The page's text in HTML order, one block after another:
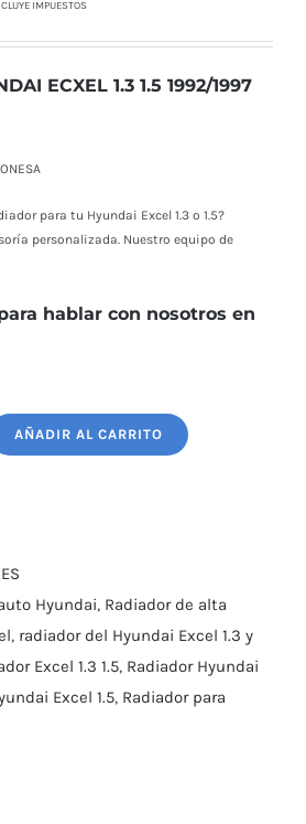
IMPUESTOS
ECXEL 1.3 1.5 1992/1997
para tu Hyundai Excel 1.3 o 1.5?
personalizada. Nuestro equipo de
hablar con nosotros en
AÑADIR AL CARRITO
Hyundai, Radiador de alta
, radiador del Hyundai Excel 1.3 y
Excel 1.3 1.5, Radiador Hyundai
Excel 1.5, Radiador para